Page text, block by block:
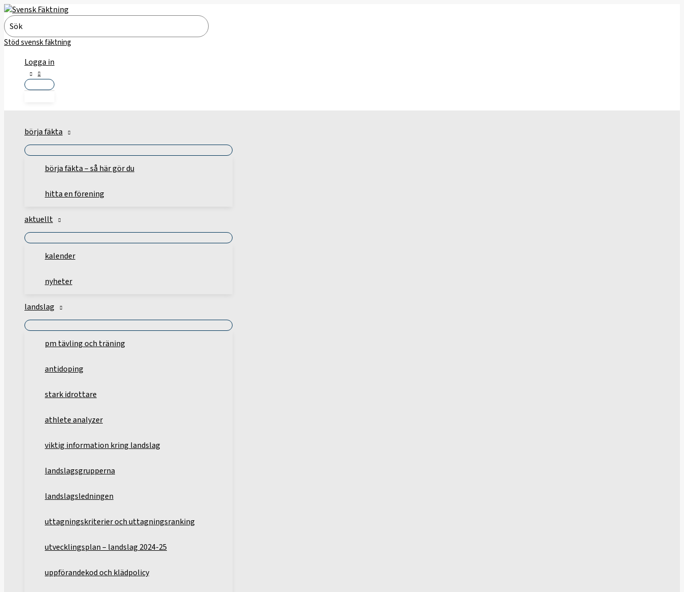
Hoppa
till
innehåll
Search
for:
Stöd svensk fäktning
Logga in
börja fäkta
börja fäkta – så här gör du
hitta en förening
aktuellt
kalender
nyheter
landslag
pm tävling och träning
antidoping
stark idrottare
athlete analyzer
viktig information kring landslag
landslagsgrupperna
landslagsledningen
uttagningskriterier och uttagningsranking
utvecklingsplan – landslag 2024-25
uppförandekod och klädpolicy